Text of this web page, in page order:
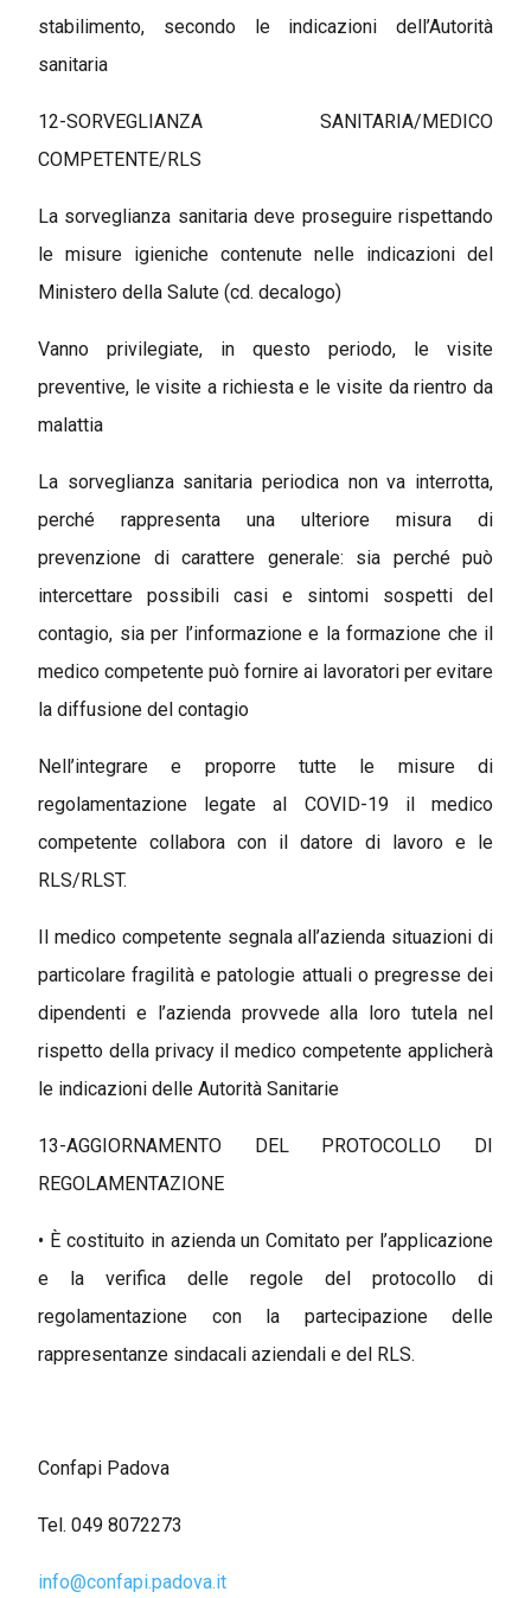
stabilimento, secondo le indicazioni dell’Autorità
sanitaria
12-SORVEGLIANZA SANITARIA/MEDICO
COMPETENTE/RLS
La sorveglianza sanitaria deve proseguire rispettando
le misure igieniche contenute nelle indicazioni del
Ministero della Salute (cd. decalogo)
Vanno privilegiate, in questo periodo, le visite
preventive, le visite a richiesta e le visite da rientro da
malattia
La sorveglianza sanitaria periodica non va interrotta,
perché rappresenta una ulteriore misura di
prevenzione di carattere generale: sia perché può
intercettare possibili casi e sintomi sospetti del
contagio, sia per l’informazione e la formazione che il
medico competente può fornire ai lavoratori per evitare
la diffusione del contagio
Nell’integrare e proporre tutte le misure di
regolamentazione legate al COVID-19 il medico
competente collabora con il datore di lavoro e le
RLS/RLST.
Il medico competente segnala all’azienda situazioni di
particolare fragilità e patologie attuali o pregresse dei
dipendenti e l’azienda provvede alla loro tutela nel
rispetto della privacy il medico competente applicherà
le indicazioni delle Autorità Sanitarie
13-AGGIORNAMENTO DEL PROTOCOLLO DI
REGOLAMENTAZIONE
• È costituito in azienda un Comitato per l’applicazione
e la verifica delle regole del protocollo di
regolamentazione con la partecipazione delle
rappresentanze sindacali aziendali e del RLS.
Confapi Padova
Tel. 049 8072273
info@confapi.padova.it